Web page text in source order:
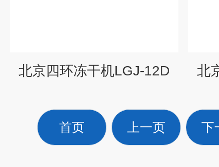
北京四环冻干机LGJ-12D 北
首页 上一页 下